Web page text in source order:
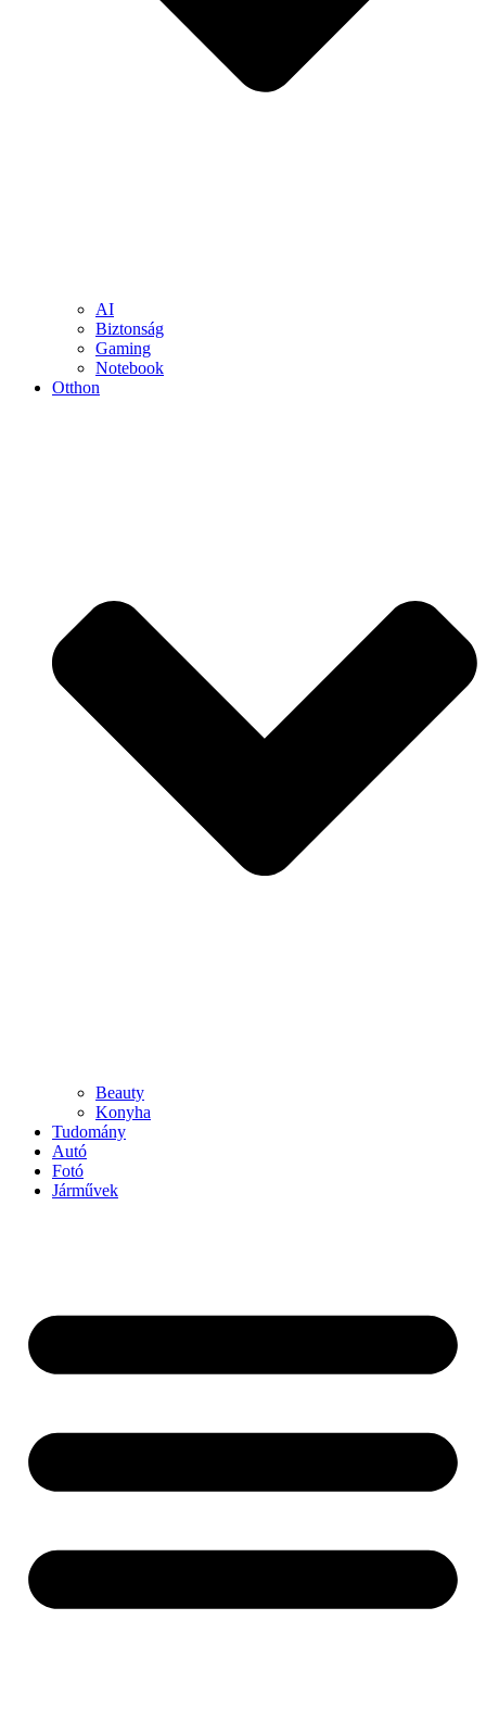
AI
Biztonság
Gaming
Notebook
Otthon
Beauty
Konyha
Tudomány
Autó
Fotó
Járművek